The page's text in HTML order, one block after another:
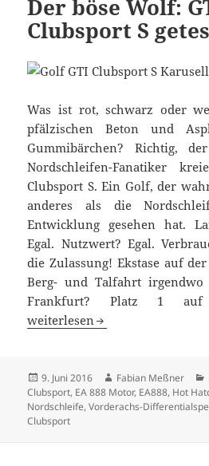
Der böse Wolf:
Clubsport S
Was ist rot, schwarz oder
pfälzischen Beton und
Gummibärchen? Richtig,
Nordschleifen-Fanatiker
Clubsport S. Ein Golf, der
anderes als die
Entwicklung gesehen hat.
Egal. Nutzwert? Egal.
die Zulassung! Ekstase auf
Berg- und Talfahrt
Frankfurt? Platz 1 auf
Der böse Wolf: GTI Clubsport S
weiterlesen
Veröffentlicht
am
9. Juni 2016 Autor
Fabian Meßner
Clubsport, EA 888 Motor, EA888, Hot
Nordschleife,Vorderachs-
Clubsport